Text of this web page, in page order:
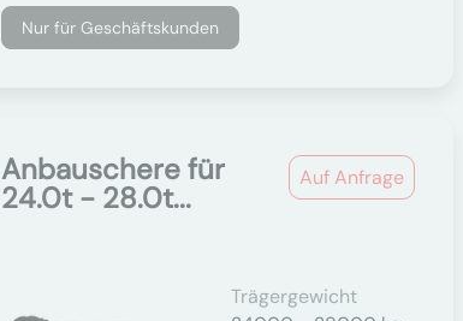
Nur für Geschäftskunden
Auf Anfrage
Anbauschere für
24.0t - 28.0t...
Trägergewicht